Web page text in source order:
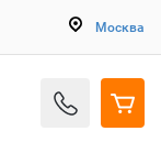
Москва